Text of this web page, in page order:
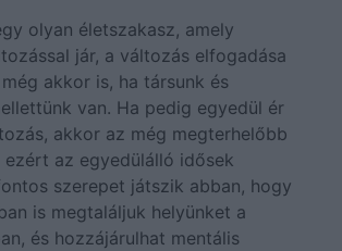
olyan életszakasz, amely
jár, a változás elfogadása
akkor is, ha társunk és
van. Ha pedig egyedül ér
akkor az még megterhelőbb
ezért az egyedülálló idősek
szerepet játszik abban, hogy
is megtaláljuk helyünket a
és hozzájárulhat mentális